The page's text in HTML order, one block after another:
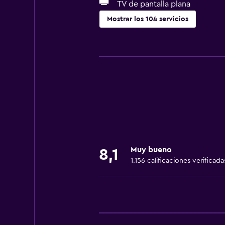
TV de pantalla plana
Mostrar los 104 servicios
Unidad accesible para personas
Mascotas permitidas bajo
8,1 Muy bueno
1.156 calificaciones